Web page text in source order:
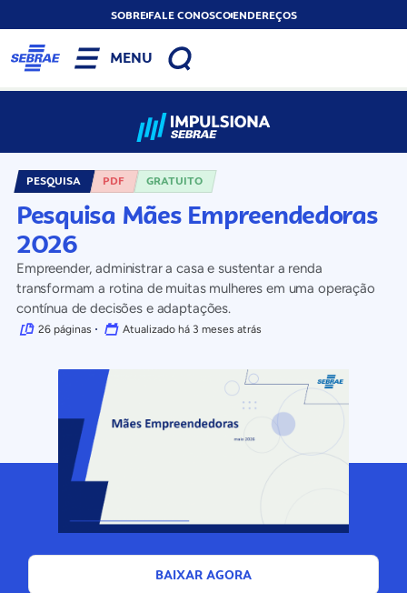
SOBREFALE CONOSCOENDEREÇOS
MENU
PESQUISA PDF GRATUITO
Pesquisa Mães Empreendedoras
2026
Empreender, administrar a casa e sustentar a renda
transformam a rotina de muitas mulheres em uma operação
contínua de decisões e adaptações.
26 páginas Atualizado há 3 meses atrás
BAIXAR AGORA